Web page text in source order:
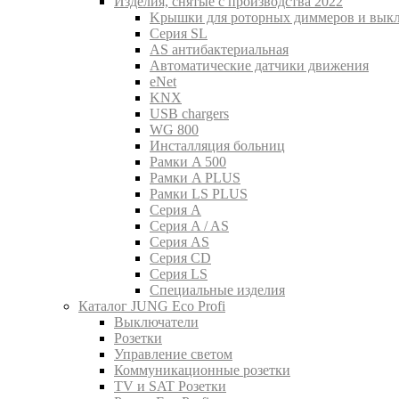
Kрышки для роторных диммеров и
Серия SL
AS антибактериальная
Aвтоматические датчики движения
eNet
KNX
USB chargers
WG 800
Инсталляция больниц
Рамки A 500
Рамки A PLUS
Рамки LS PLUS
Серия A
Серия A / AS
Серия AS
Серия CD
Серия LS
Специальные изделия
Каталог JUNG Eco Profi
Выключатели
Розетки
Управление светом
Коммуникационные розетки
TV и SAT Розетки